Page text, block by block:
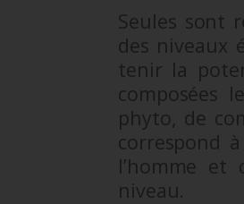
Seules sont
des niveaux
tenir la
composées
phyto, de
correspond
l’homme et
niveau.